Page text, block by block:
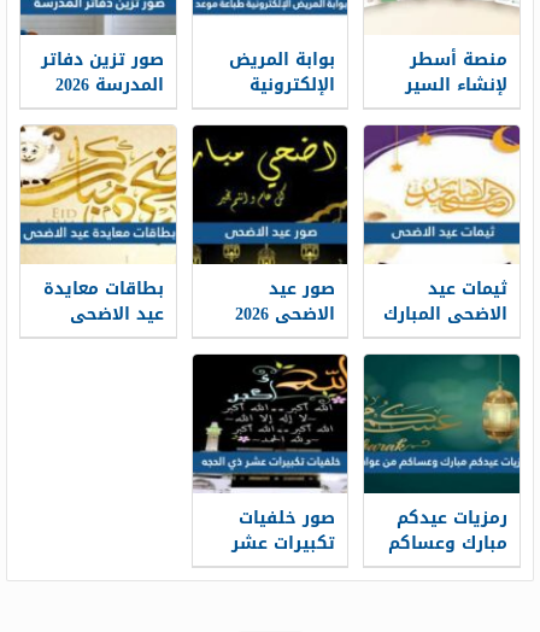
منصة أسطر
لإنشاء السير
الذاتية: حين
تتحول الخبرات
إلى حكاية
مهنية واضحة
بوابة المريض
الإلكترونية
طباعة موعد
والتسجيل فيه
1448
صور تزين دفاتر
المدرسة 2026
ثيمات عيد
الاضحى المبارك
1448 / 2026
صور عيد
الاضحى 2026
خلفيات تهنئة
عيد الاضحى
جديدة 1448
بطاقات معايدة
عيد الاضحى
المبارك 2026 ،
رمزيات عيدكم
مبارك وعساكم
من عواده 1448 /
صور خلفيات
تكبيرات عشر
ذي الحجة